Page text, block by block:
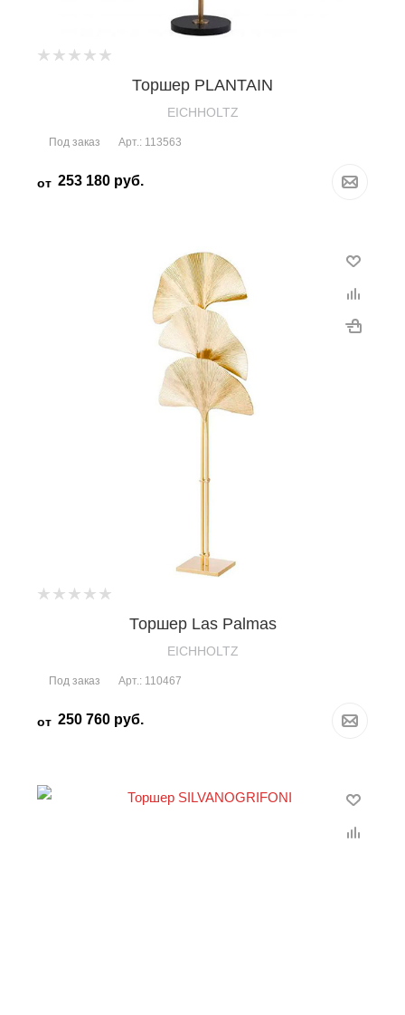
Торшер PLANTAIN
EICHHOLTZ
Под заказ Арт.: 113563
от 253 180 руб.
Торшер Las Palmas
EICHHOLTZ
Под заказ Арт.: 110467
от 250 760 руб.